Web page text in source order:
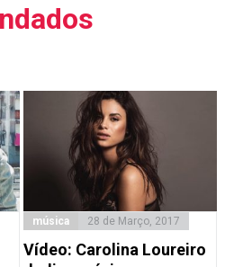
música 28 de Março, 2017
Vídeo: Carolina Loureiro